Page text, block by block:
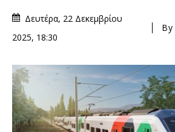
Δευτέρα, 22 Δεκεμβρίου
2025, 18:30
By